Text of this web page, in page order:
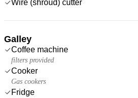
Wire (shroud) cutter
Galley
Coffee machine
filters provided
Cooker
Gas cookers
Fridge